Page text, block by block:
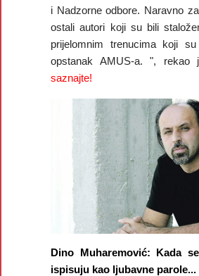
i Nadzorne odbore. Naravno
ostali autori koji su bili
prijelomnim trenucima koji
opstanak AMUS-a. ", rekao
saznajte!
Dino Muharemović: Kada
ispisuju kao ljubavne parole...